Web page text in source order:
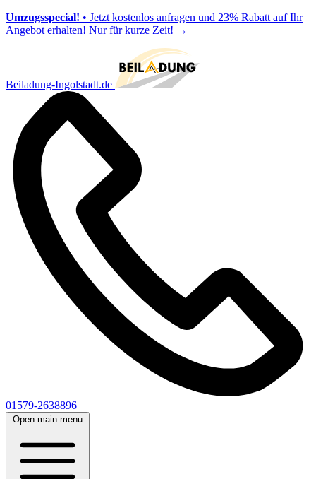
Umzugsspecial! • Jetzt kostenlos anfragen und 23% Rabatt auf Ihr
Angebot erhalten! Nur für kurze Zeit! →
Beiladung-Ingolstadt.de
01579-2638896
Open main menu